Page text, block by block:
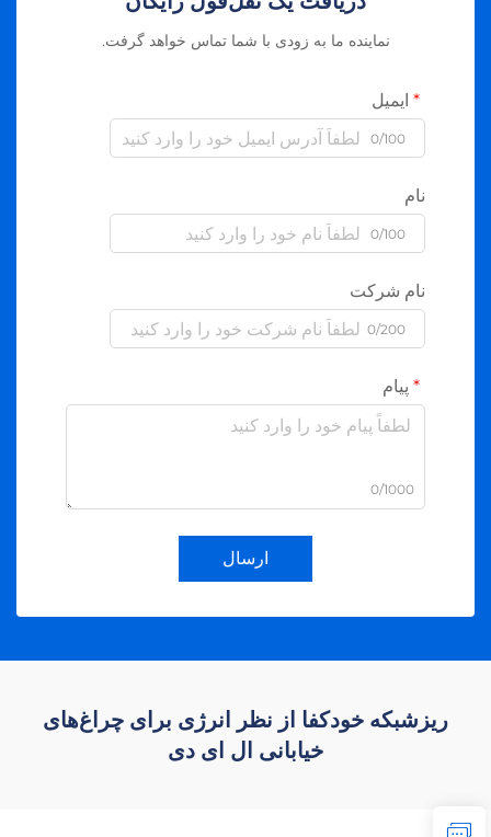
نماینده ما به زودی با شما تماس خواهد گرفت.
ایمیل
0/100
نام
0/100
نام شرکت
0/200
پیام
0/1000
ارسال
ریزشبکه خودکفا از نظر انرژی برای چراغ‌های
خیابانی ال ای دی